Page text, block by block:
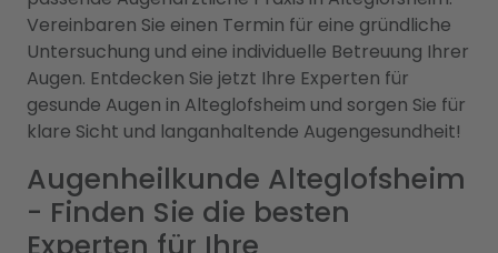
Vereinbaren Sie einen Termin für eine gründliche
Untersuchung und eine individuelle Betreuung Ihrer
Augen. Entdecken Sie jetzt Ihre Experten für
gesunde Augen in Alteglofsheim und sorgen Sie für
klare Sicht und langanhaltende Augengesundheit!
Augenheilkunde Alteglofsheim
- Finden Sie die besten